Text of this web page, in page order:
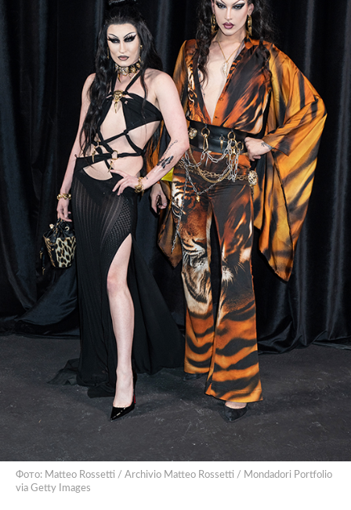
Фото: Matteo Rossetti / Archivio Matteo Rossetti / Mondadori Portfolio
via Getty Images